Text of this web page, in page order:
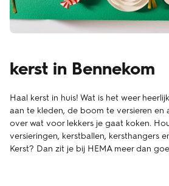
kerst in Bennekom
Haal kerst in huis! Wat is het weer
aan te kleden, de boom te versieren en
over wat voor lekkers je gaat koken.
versieringen, kerstballen, kersthangers
Kerst? Dan zit je bij HEMA meer dan